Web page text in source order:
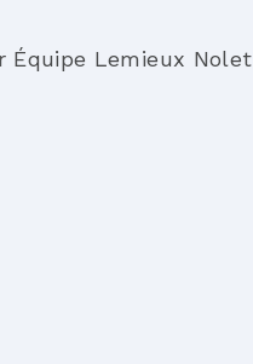
Équipe Lemieux Nolet